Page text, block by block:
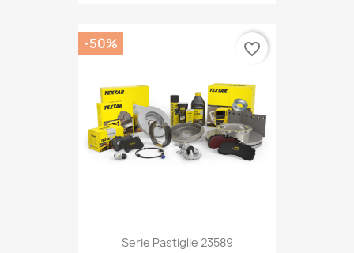
Serie Pastiglie 23589
-50% favorite_border